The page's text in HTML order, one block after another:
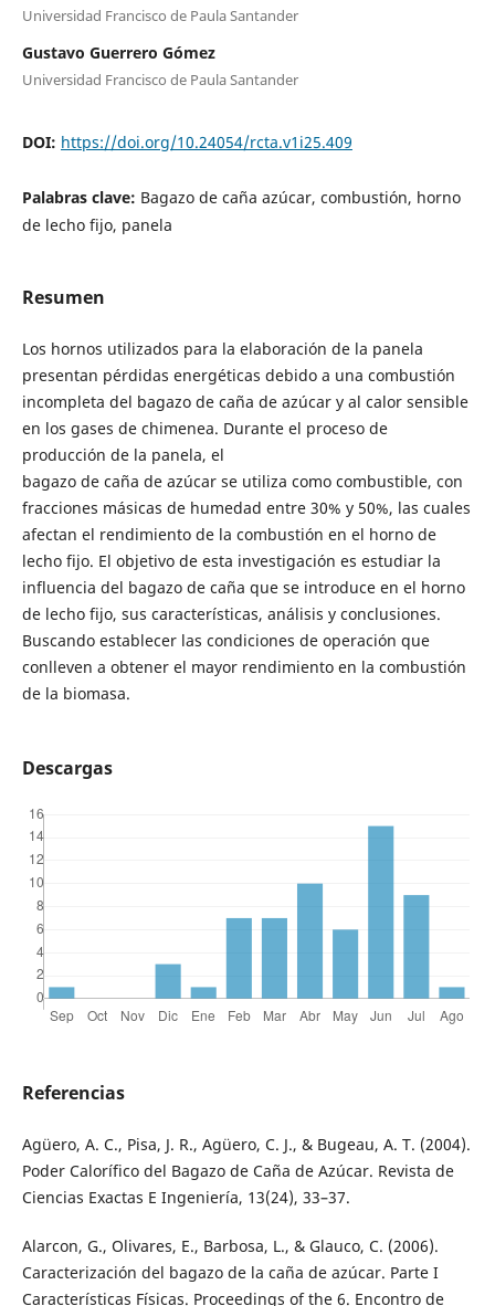
Universidad Francisco de Paula Santander
Gustavo Guerrero Gómez
Universidad Francisco de Paula Santander
DOI: https://doi.org/10.24054/rcta.v1i25.409
Palabras clave: Bagazo de caña azúcar, combustión, horno
de lecho fijo, panela
Resumen
Los hornos utilizados para la elaboración de la panela
presentan pérdidas energéticas debido a una combustión
incompleta del bagazo de caña de azúcar y al calor sensible
en los gases de chimenea. Durante el proceso de
producción de la panela, el
bagazo de caña de azúcar se utiliza como combustible, con
fracciones másicas de humedad entre 30% y 50%, las cuales
afectan el rendimiento de la combustión en el horno de
lecho fijo. El objetivo de esta investigación es estudiar la
influencia del bagazo de caña que se introduce en el horno
de lecho fijo, sus características, análisis y conclusiones.
Buscando establecer las condiciones de operación que
conlleven a obtener el mayor rendimiento en la combustión
de la biomasa.
Descargas
Referencias
Agüero, A. C., Pisa, J. R., Agüero, C. J., & Bugeau, A. T. (2004).
Poder Calorífico del Bagazo de Caña de Azúcar. Revista de
Ciencias Exactas E Ingeniería, 13(24), 33–37.
Alarcon, G., Olivares, E., Barbosa, L., & Glauco, C. (2006).
Caracterización del bagazo de la caña de azúcar. Parte I
Características Físicas. Proceedings of the 6. Encontro de